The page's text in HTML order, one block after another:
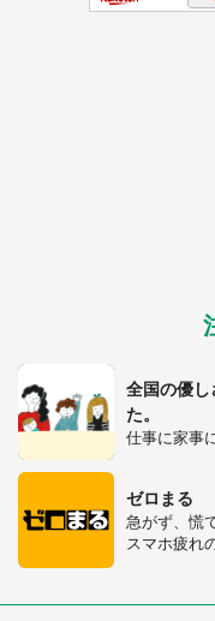
全国の優し
た。
仕事に家事
ゼロまる
急がず、慌
スマホ疲れ